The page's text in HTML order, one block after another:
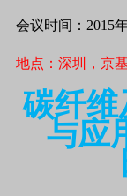
会议时间：2015
地点：深圳，京
碳纤维
与应